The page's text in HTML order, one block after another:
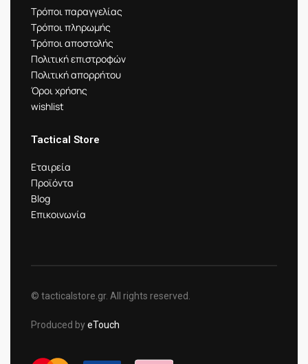
Τρόποι παραγγελίας
Τρόποι πληρωμής
Τρόποι αποστολής
Πολιτική επιστροφών
Πολιτική απορρήτου
Όροι χρήσης
wishlist
Tactical Store
Εταιρεία
Προϊόντα
Blog
Επικοινωνία
© tacticalstore.gr. All rights reserved.
Produced byeTouch